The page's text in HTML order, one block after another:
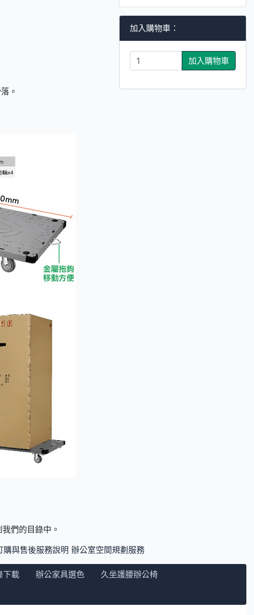
。
加入購物車：
加入購物車
們的目錄中。
購與售後服務說明 辦公室空間規劃服務
下載 辦公家具選色
久坐護腰辦公椅